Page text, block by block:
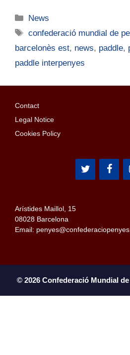
News
confederació mundial de
barcelonès est, news, paddle,
paddle interpenyes
Contact
Legal Notice
Cookies Policy
Arístides Maillol, 15
08028 Barcelona
Email:
© 2026 Confederació Mundial